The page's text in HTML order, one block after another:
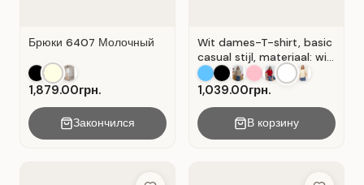
Брюки 6407 Молочный
1,879.00грн.
Закончился
Wit dames-T-shirt, basic
casual stijl, materiaal: wit
Wit.
1,039.00грн.
В корзину